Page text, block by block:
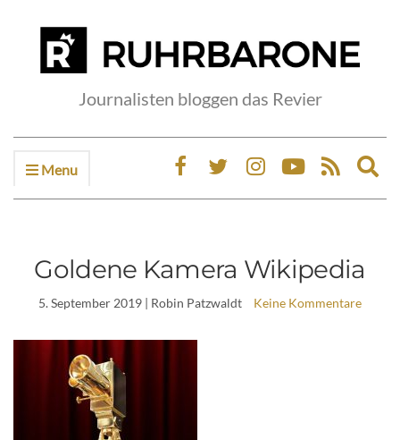
Journalisten bloggen das Revier
Menu
Goldene Kamera Wikipedia
5. September 2019 | Robin Patzwaldt Keine Kommentare